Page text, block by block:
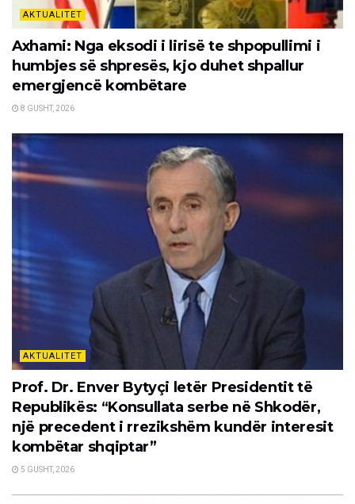
AKTUALITET
Axhami: Nga eksodi i lirisë te shpopullimi i
humbjes së shpresës, kjo duhet shpallur
emergjencë kombëtare
8 GUSHT, 2026
AKTUALITET
Prof. Dr. Enver Bytyçi letër Presidentit të
Republikës: “Konsullata serbe në Shkodër,
një precedent i rrezikshëm kundër interesit
kombëtar shqiptar”
5 GUSHT, 2026